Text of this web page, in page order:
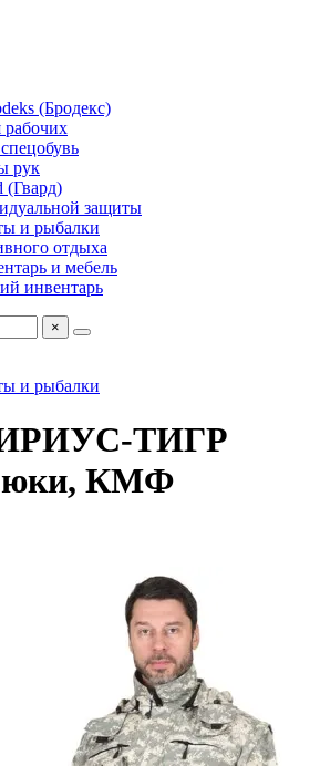
(Бродекс)
рук
(Гвард)
защиты
и рыбалки
отдыха
и мебель
инвентарь
×
и рыбалки
ТИГР
КМФ